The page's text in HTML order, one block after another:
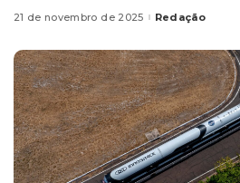
21 de novembro de 2025Posted
Redação